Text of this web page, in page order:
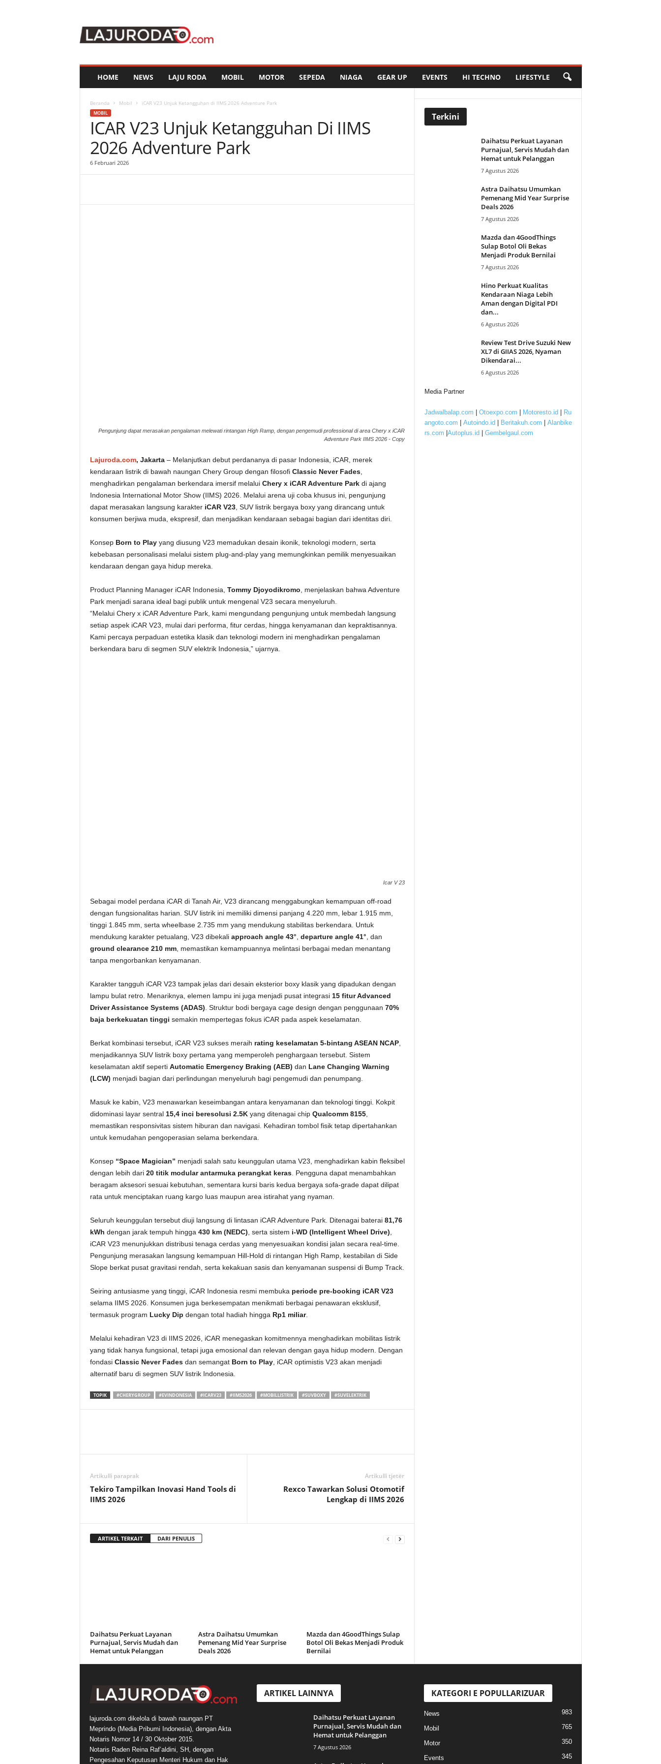
u
HOME NEWS LAJU RODA MOBIL MOTOR SEPEDA NIAGA GEAR UP EVENTS HI TECHNO LIFESTYLE
Beranda Mobil iCAR V23 Unjuk Ketangguhan di IIMS 2026 Adventure Park
MOBIL
ICAR V23 Unjuk Ketangguhan Di IIMS
2026 Adventure Park
6 Februari 2026
Pengunjung dapat merasakan pengalaman melewati rintangan High Ramp, dengan pengemudi professional di area Chery x iCAR
Adventure Park IIMS 2026 - Copy
Lajuroda.com, Jakarta– Melanjutkan debut perdananya di pasar Indonesia, iCAR, merek
kendaraan listrik di bawah naungan Chery Group dengan filosofi Classic Never Fades,
menghadirkan pengalaman berkendara imersif melalui Chery x iCAR Adventure Parkdi ajang
Indonesia International Motor Show (IIMS) 2026. Melalui arena uji coba khusus ini, pengunjung
dapat merasakan langsung karakter iCAR V23, SUV listrik bergaya boxy yang dirancang untuk
konsumen berjiwa muda, ekspresif, dan menjadikan kendaraan sebagai bagian dari identitas diri.
Konsep Born to Playyang diusung V23 memadukan desain ikonik, teknologi modern, serta
kebebasan personalisasi melalui sistem plug-and-play yang memungkinkan pemilik menyesuaikan
kendaraan dengan gaya hidup mereka.
Product Planning Manager iCAR Indonesia, Tommy Djoyodikromo , menjelaskan bahwa Adventure
Park menjadi sarana ideal bagi publik untuk mengenal V23 secara menyeluruh.
“Melalui Chery x iCAR Adventure Park, kami mengundang pengunjung untuk membedah langsung
setiap aspek iCAR V23, mulai dari performa, fitur cerdas, hingga kenyamanan dan kepraktisannya.
Kami percaya perpaduan estetika klasik dan teknologi modern ini menghadirkan pengalaman
berkendara baru di segmen SUV elektrik Indonesia,” ujarnya.
Icar V 23
Sebagai model perdana iCAR di Tanah Air, V23 dirancang menggabungkan kemampuan off-road
dengan fungsionalitas harian. SUV listrik ini memiliki dimensi panjang 4.220 mm, lebar 1.915 mm,
tinggi 1.845 mm, serta wheelbase 2.735 mm yang mendukung stabilitas berkendara. Untuk
mendukung karakter petualang, V23 dibekali approach angle 43° departure angle 41° , dan
ground clearance 210 mm, memastikan kemampuannya melintasi berbagai medan menantang
tanpa mengorbankan kenyamanan.
Karakter tangguh iCAR V23 tampak jelas dari desain eksterior boxy klasik yang dipadukan dengan
lampu bulat retro. Menariknya, elemen lampu ini juga menjadi pusat integrasi 15 fitur Advanced
Driver Assistance Systems (ADAS) . Struktur bodi bergaya cage design dengan penggunaan 70%
baja berkekuatan tinggi semakin mempertegas fokus iCAR pada aspek keselamatan.
Berkat kombinasi tersebut, iCAR V23 sukses meraih rating keselamatan 5-bintang ASEAN NCAP,
menjadikannya SUV listrik boxy pertama yang memperoleh penghargaan tersebut. Sistem
keselamatan aktif seperti Automatic Emergency Braking (AEB) dan Lane Changing Warning
(LCW) menjadi bagian dari perlindungan menyeluruh bagi pengemudi dan penumpang.
Masuk ke kabin, V23 menawarkan keseimbangan antara kenyamanan dan teknologi tinggi. Kokpit
didominasi layar sentral 15,4 inci beresolusi 2.5Kyang ditenagai chip Qualcomm 8155,
memastikan responsivitas sistem hiburan dan navigasi. Kehadiran tombol fisik tetap dipertahankan
untuk kemudahan pengoperasian selama berkendara.
Konsep “Space Magician” menjadi salah satu keunggulan utama V23, menghadirkan kabin fleksibel
dengan lebih dari 20 titik modular antarmuka perangkat keras. Pengguna dapat menambahkan
beragam aksesori sesuai kebutuhan, sementara kursi baris kedua bergaya sofa-grade dapat dilipat
rata untuk menciptakan ruang kargo luas maupun area istirahat yang nyaman.
Seluruh keunggulan tersebut diuji langsung di lintasan iCAR Adventure Park. Ditenagai baterai 81,76
kWh dengan jarak tempuh hingga 430 km (NEDC) , serta sistem i-WD (Intelligent Wheel Drive)
iCAR V23 menunjukkan distribusi tenaga cerdas yang menyesuaikan kondisi jalan secara real-time.
Pengunjung merasakan langsung kemampuan Hill-Hold di rintangan High Ramp, kestabilan di Side
Slope berkat pusat gravitasi rendah, serta kekakuan sasis dan kenyamanan suspensi di Bump Track.
Seiring antusiasme yang tinggi, iCAR Indonesia resmi membuka periode pre-booking iCAR V23
selama IIMS 2026. Konsumen juga berkesempatan menikmati berbagai penawaran eksklusif,
termasuk program Lucky Dip dengan total hadiah hingga Rp1 miliar.
Melalui kehadiran V23 di IIMS 2026, iCAR menegaskan komitmennya menghadirkan mobilitas listrik
yang tidak hanya fungsional, tetapi juga emosional dan relevan dengan gaya hidup modern. Dengan
fondasi Classic Never Fadesdan semangat Born to Play, iCAR optimistis V23 akan menjadi
alternatif baru di segmen SUV listrik Indonesia.
TOPIK #CHERYGROUP #EVINDONESIA #ICARV23 #IIMS2026 #MOBILLISTRIK #SUVBOXY #SUVELEKTRIK
Artikulli paraprak
Tekiro Tampilkan Inovasi Hand Tools di
IIMS 2026
Artikulli tjetër
Rexco Tawarkan Solusi Otomotif
Lengkap di IIMS 2026
ARTIKEL TERKAIT DARI PENULIS
Daihatsu Perkuat Layanan
Purnajual, Servis Mudah dan
Hemat untuk Pelanggan
Astra Daihatsu Umumkan
Pemenang Mid Year Surprise
Deals 2026
Mazda dan 4GoodThings Sulap
Botol Oli Bekas Menjadi Produk
Bernilai
Terkini
Daihatsu Perkuat Layanan
Purnajual, Servis Mudah dan
Hemat untuk Pelanggan
7 Agustus 2026
Astra Daihatsu Umumkan
Pemenang Mid Year Surprise
Deals 2026
7 Agustus 2026
Mazda dan 4GoodThings
Sulap Botol Oli Bekas
Menjadi Produk Bernilai
7 Agustus 2026
Hino Perkuat Kualitas
Kendaraan Niaga Lebih
Aman dengan Digital PDI
dan...
6 Agustus 2026
Review Test Drive Suzuki New
XL7 di GIIAS 2026, Nyaman
Dikendarai...
6 Agustus 2026
Media Partner
Jadwalbalap.com Otoexpo.com Motoresto.id
Ru
angoto.com
Autoindo.id Beritakuh.com
Alanbike
rs.com Autoplus.id Gembelgaul.com
lajuroda.com dikelola di bawah naungan PT
Meprindo (Media Pribumi Indonesia), dengan Akta
Notaris Nomor 14 / 30 Oktober 2015.
Notaris Raden Reina Raf’aldini, SH, dengan
Pengesahan Keputusan Menteri Hukum dan Hak
ARTIKEL LAINNYA
Daihatsu Perkuat Layanan
Purnajual, Servis Mudah dan
Hemat untuk Pelanggan
7 Agustus 2026
KATEGORI E POPULLARIZUAR
News 983
Mobil 765
Motor 350
Events 345